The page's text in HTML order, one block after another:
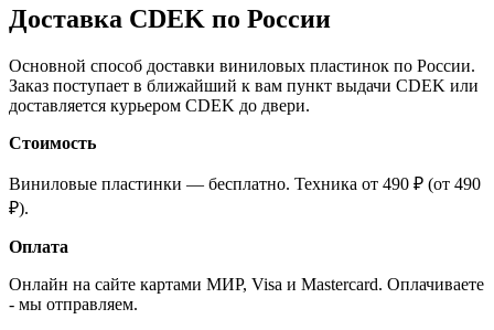
Доставка CDEK по России
Основной способ доставки виниловых пластинок по России.
Заказ поступает в ближайший к вам пункт выдачи CDEK или
доставляется курьером CDEK до двери.
Стоимость
Виниловые пластинки — бесплатно. Техника от 490 ₽ (от 490
₽).
Оплата
Онлайн на сайте картами МИР, Visa и Mastercard. Оплачиваете
- мы отправляем.